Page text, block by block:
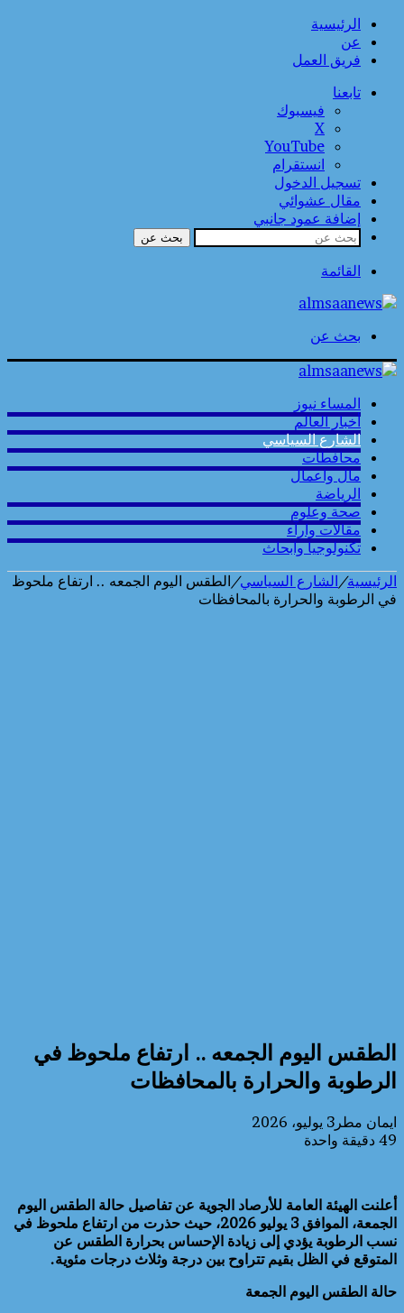
الرئيسية
عن
فريق العمل
تابعنا
فيسبوك
‫X
‫YouTube
انستقرام
تسجيل الدخول
مقال عشوائي
إضافة عمود جانبي
بحث عن
القائمة
بحث عن
المساء نيوز
أخبار العالم
الشارع السياسي
محافطات
مال واعمال
الرياضة
صحة وعلوم
مقالات وارآء
تكنولوجيا وابحاث
الرئيسية/الشارع السياسي/الطقس اليوم الجمعه .. ارتفاع ملحوظ
في الرطوبة والحرارة بالمحافظات
الطقس اليوم الجمعه .. ارتفاع ملحوظ في
الرطوبة والحرارة بالمحافظات
ايمان مطر 3 يوليو، 2026
49 دقيقة واحدة
أعلنت الهيئة العامة للأرصاد الجوية عن تفاصيل حالة الطقس اليوم
الجمعة، الموافق 3 يوليو 2026، حيث حذرت من ارتفاع ملحوظ في
نسب الرطوبة يؤدي إلى زيادة الإحساس بحرارة الطقس عن
المتوقع في الظل بقيم تتراوح بين درجة وثلاث درجات مئوية.
حالة الطقس اليوم الجمعة